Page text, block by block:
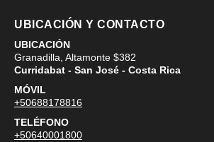
UBICACIÓN Y CONTACTO
UBICACIÓN
Granadilla, Altamonte $382
Curridabat - San José - Costa Rica
MÓVIL
+50688178816
TELÉFONO
+50640001800